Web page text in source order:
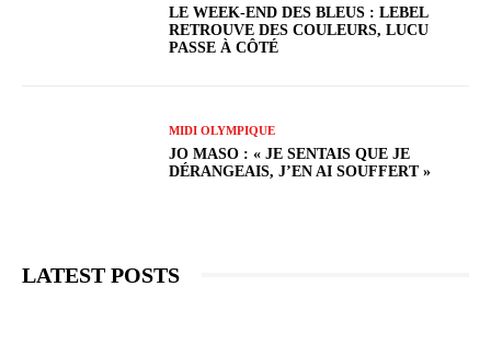
LE WEEK-END DES BLEUS : LEBEL
RETROUVE DES COULEURS, LUCU
PASSE À CÔTÉ
MIDI OLYMPIQUE
JO MASO : « JE SENTAIS QUE JE
DÉRANGEAIS, J’EN AI SOUFFERT »
LATEST POSTS